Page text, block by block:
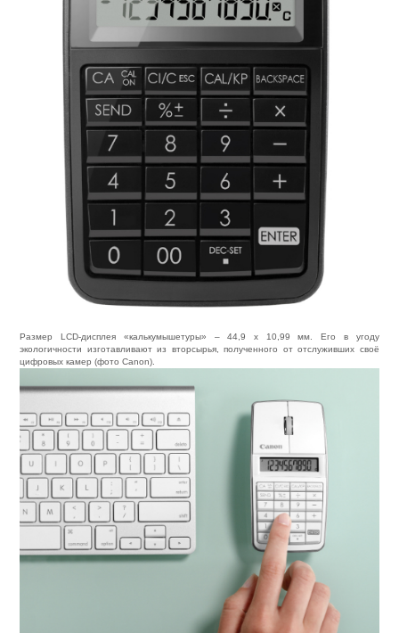
Размер LCD-дисплея «калькумышетуры» – 44,9 x 10,99 мм. Его в угоду
экологичности изготавливают из вторсырья, полученного от отслуживших своё
цифровых камер (фото Canon).